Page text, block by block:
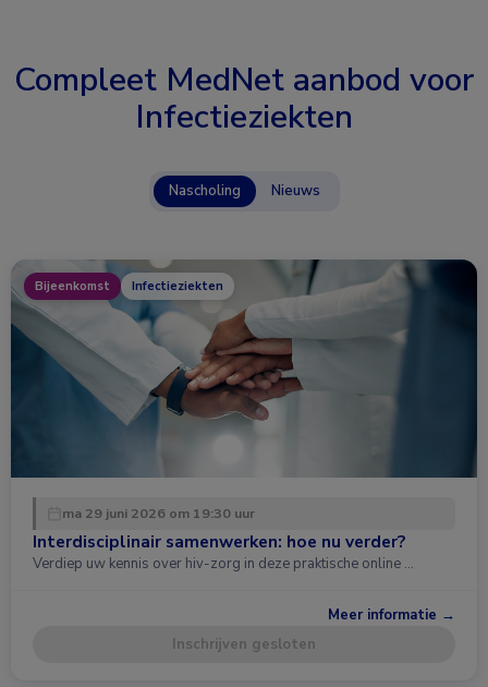
Compleet MedNet aanbod voor
Infectieziekten
Nascholing Nieuws
Bijeenkomst Infectieziekten
ma 29 juni 2026 om 19:30 uur
Interdisciplinair samenwerken: hoe nu verder?
Verdiep uw kennis over hiv-zorg in deze praktische online …
Meer informatie →
Inschrijven gesloten